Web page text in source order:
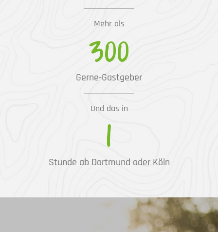
Mehr als
300
Gerne-Gastgeber
Und das in
1
Stunde ab Dortmund oder Köln